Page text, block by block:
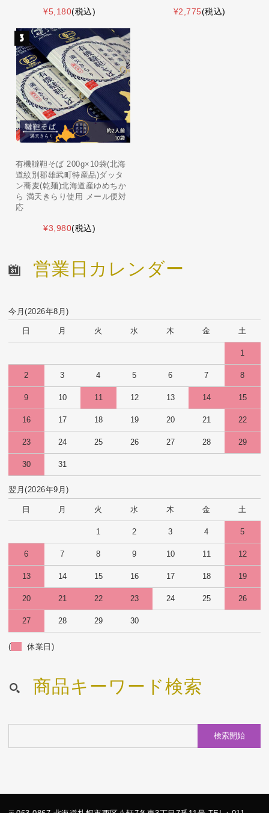
¥5,180(税込) ¥2,775(税込)
有機韃靼そば 200g×10袋(北海
道紋別郡雄武町特産品)ダッタ
ン蕎麦(乾麺)北海道産ゆめちか
ら 満天きらり使用 メール便対
応
¥3,980(税込)
営業日カレンダー
今月(2026年8月)
日 月 火 水 木 金 土
1
2 3 4 5 6 7 8
9 10 11 12 13 14 15
16 17 18 19 20 21 22
23 24 25 26 27 28 29
30 31
翌月(2026年9月)
日 月 火 水 木 金 土
1 2 3 4 5
6 7 8 9 10 11 12
13 14 15 16 17 18 19
20 21 22 23 24 25 26
27 28 29 30
( 休業日)
商品キーワード検索